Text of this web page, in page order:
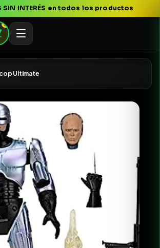
INTERÉS en todos los productos
0
Ultimate